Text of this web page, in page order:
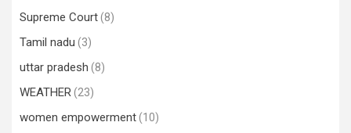
Supreme Court(8)
Tamil nadu (3)
uttar pradesh (8)
WEATHER(23)
women empowerment(10)